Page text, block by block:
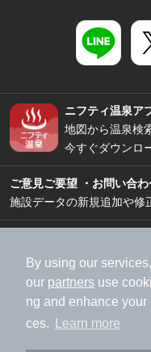
By using our
our partners use
ng and enhance
ces.
Learn more
ニフティ温泉ア
地図から温泉検
今すぐダウンロ
ご意見ご要望 ・お問い合わ
施設データの新規追加や修
加盟店募集（資
利用規約
ライ
特定商取引法に
運営会社